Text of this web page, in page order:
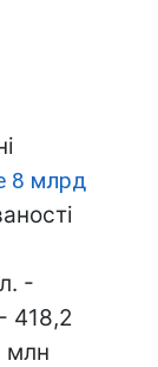
8 млрд
-
418,2
млн